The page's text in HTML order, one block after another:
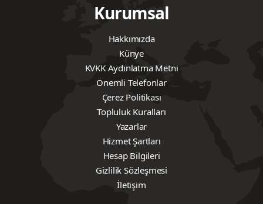
Kurumsal
Hakkımızda
Künye
KVKK Aydınlatma Metni
Önemli Telefonlar
Çerez Politikası
Topluluk Kuralları
Yazarlar
Hizmet Şartları
Hesap Bilgileri
Gizlilik Sözleşmesi
İletişim